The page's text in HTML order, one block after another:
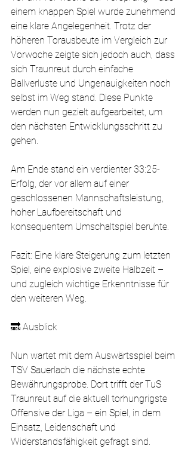
einem knappen Spiel wurde zunehmend
eine klare Angelegenheit. Trotz der
höheren Torausbeute im Vergleich zur
Vorwoche zeigte sich jedoch auch, dass
sich Traunreut durch einfache
Ballverluste und Ungenauigkeiten noch
selbst im Weg stand. Diese Punkte
werden nun gezielt aufgearbeitet, um
den nächsten Entwicklungsschritt zu
gehen.
Am Ende stand ein verdienter 33:25-
Erfolg, der vor allem auf einer
geschlossenen Mannschaftsleistung,
hoher Laufbereitschaft und
konsequentem Umschaltspiel beruhte.
Fazit: Eine klare Steigerung zum letzten
Spiel, eine explosive zweite Halbzeit –
und zugleich wichtige Erkenntnisse für
den weiteren Weg.
🔜 Ausblick
Nun wartet mit dem Auswärtsspiel beim
TSV Sauerlach die nächste echte
Bewährungsprobe. Dort trifft der TuS
Traunreut auf die aktuell torhungrigste
Offensive der Liga – ein Spiel, in dem
Einsatz, Leidenschaft und
Widerstandsfähigkeit gefragt sind.